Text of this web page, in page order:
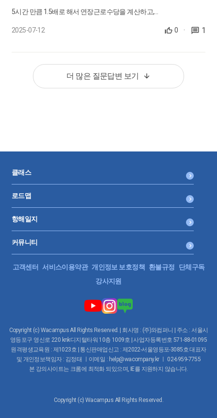
5시간 만큼 1.5배로 해서 연장근로수당을 계산하고,
22시부터 23시까지 1시간 만큼 2배로해서 야간근로수당을 지급하는
근데, 이렇게 계산하게되면 22시부터 23시까지의 1시간은
2025-07-12 0 · 1
더 많은 질문답변 보기
클래스
로드맵
항해일지
커뮤니티
고객센터 서비스이용약관 개인정보 보호정책 환불규정
단체구독
강사지원
Copyright (c) Wacampus All Rights Reserved. | 회사명 : (주)와컴퍼니 | 주소 : 서울시
영등포구 영신로 220 knk디지털타워 10층 1009호 | 사업자등록번호 571-88-01095
원격평생교육원 : 제1023호 | 통신판매업신고 : 제2022-서울영등포-3085호 대표자
및 개인정보책임자 : 김정태 ㅣ이메일 : help@wacompany.kr ㅣ 02-6959-7755
본 강의사이트는 크롬에 최적화 되있으며, IE를 지원하지 않습니다.
Copyright (c) Wacampus All Rights Reserved.